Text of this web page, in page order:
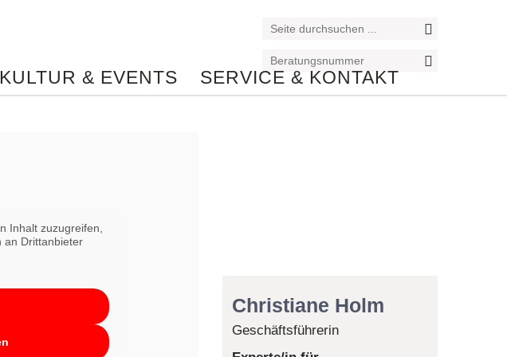
KULTUR & EVENTS SERVICE & KONTAKT
Inhalt zuzugreifen,
an Drittanbieter
Christiane Holm
Geschäftsführerin